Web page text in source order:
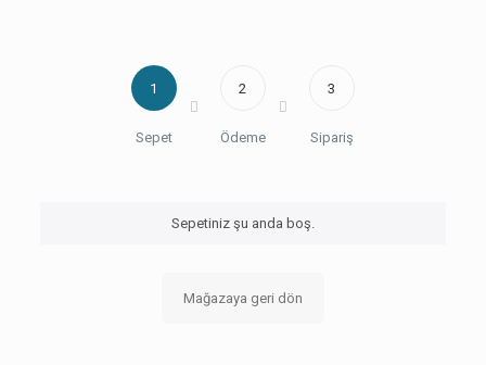
1
Sepet
2
Ödeme
3
Sipariş
Sepetiniz şu anda boş.
Mağazaya geri dön